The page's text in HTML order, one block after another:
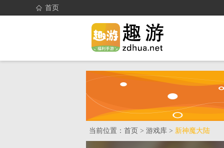
首页
当前位置： 首页 > 游戏库 > 新神魔大陆